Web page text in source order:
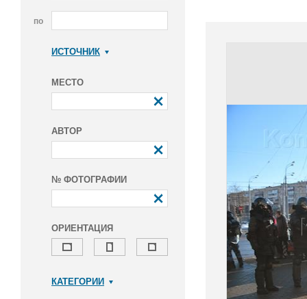
по
ИСТОЧНИК
МЕСТО
АВТОР
№ ФОТОГРАФИИ
ОРИЕНТАЦИЯ
КАТЕГОРИИ